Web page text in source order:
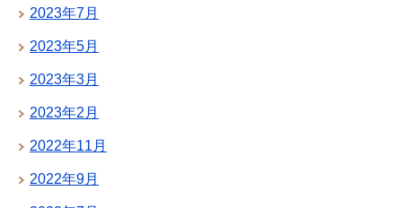
2023年7月
2023年5月
2023年3月
2023年2月
2022年11月
2022年9月